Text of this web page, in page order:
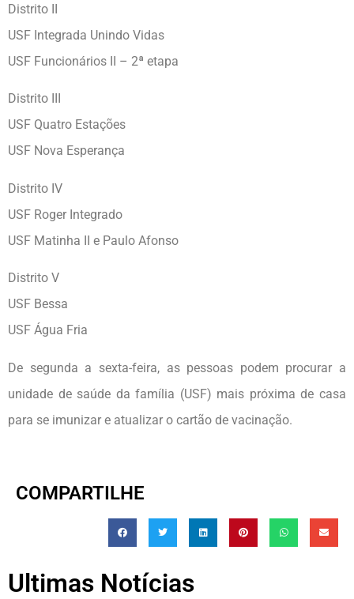
Distrito II
USF Integrada Unindo Vidas
USF Funcionários II – 2ª etapa
Distrito III
USF Quatro Estações
USF Nova Esperança
Distrito IV
USF Roger Integrado
USF Matinha II e Paulo Afonso
Distrito V
USF Bessa
USF Água Fria
De segunda a sexta-feira, as pessoas podem procurar a
unidade de saúde da família (USF) mais próxima de casa
para se imunizar e atualizar o cartão de vacinação.
COMPARTILHE
Ultimas Notícias